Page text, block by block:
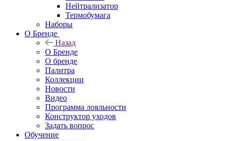
Нейтрализатор
Термобумага
Наборы
О Бренде
Назад
О Бренде
О бренде
Палитра
Коллекции
Новости
Видео
Программа лояльности
Конструктор уходов
Задать вопрос
Обучение